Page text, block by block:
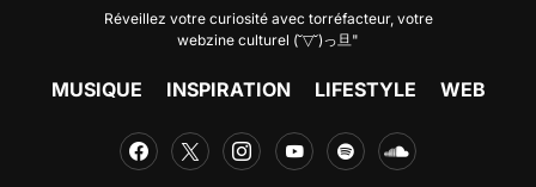
Réveillez votre curiosité avec torréfacteur, votre
webzine culturel (˘▽˘)っ旦"
MUSIQUE INSPIRATION LIFESTYLE WEB